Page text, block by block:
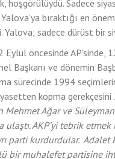
hoşgörülüydü. Sadece
bıraktığı en
sadece dürüst bir
Eylül öncesinde AP'sinde,
Başkanı ve dönemin
sürecinde 1994
kopma gerekçesini
Mehmet Ağar ve
ulaştı. AKP’yi tebrik
parti kurdurdular.
bir muhalefet partisine